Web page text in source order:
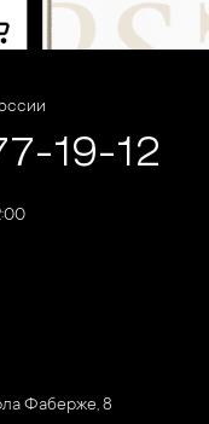
19-12
Фаберже, 8